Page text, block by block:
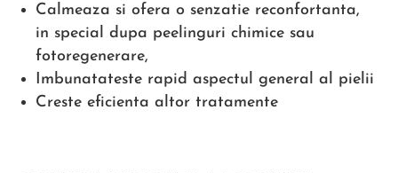
Calmeaza si ofera o senzatie reconfortanta,
in special dupa peelinguri chimice sau
fotoregenerare,
Imbunatateste rapid aspectul general al pielii
Creste eficienta altor tratamente